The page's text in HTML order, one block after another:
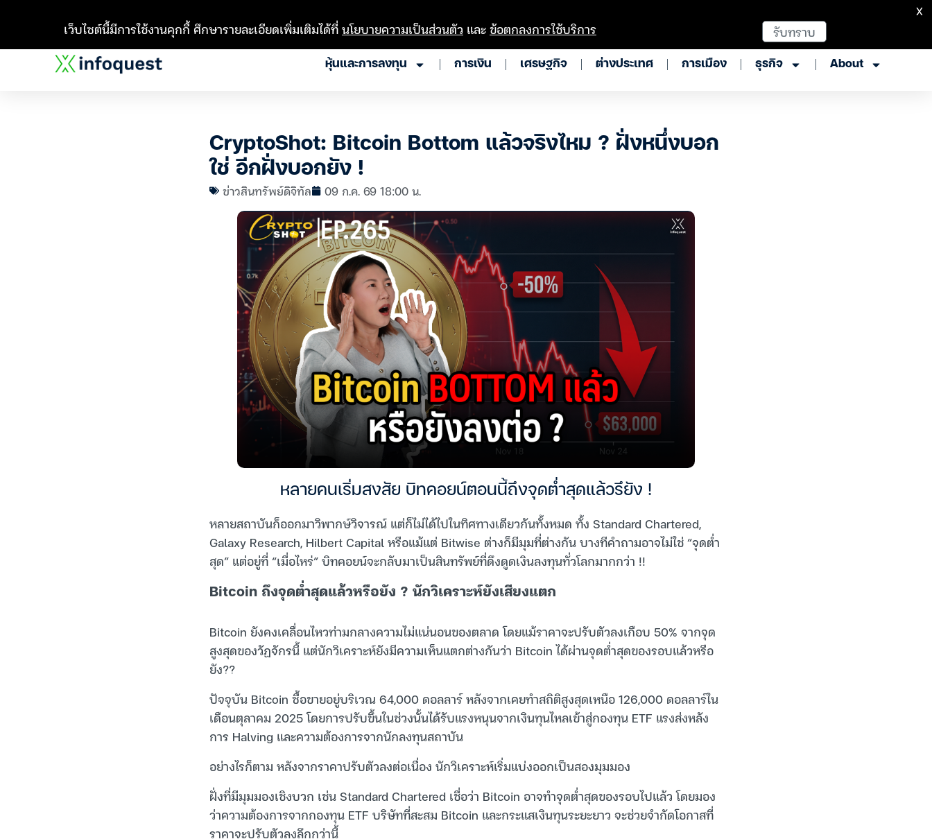
หุ้นและการลงทุน การเงิน เศรษฐกิจ ต่างประเทศ การเมือง ธุรกิจ About
CryptoShot: Bitcoin Bottom แล้วจริงไหม ? ฝั่งหนึ่งบอก
ใช่ อีกฝั่งบอกยัง !
ข่าวสินทรัพย์ดิจิทัล 09 ก.ค. 69 18:00 น.
หลายคนเริ่มสงสัย บิทคอยน์ตอนนี้ถึงจุดต่ำสุดแล้วรึยัง !
หลายสถาบันก็ออกมาวิพากษ์วิจารณ์ แต่ก็ไม่ได้ไปในทิศทางเดียวกันทั้งหมด ทั้ง Standard Chartered,
Galaxy Research, Hilbert Capital หรือแม้แต่ Bitwise ต่างก็มีมุมที่ต่างกัน บางทีคำถามอาจไม่ใช่ “จุดต่ำ
สุด” แต่อยู่ที่ “เมื่อไหร่” บิทคอยน์จะกลับมาเป็นสินทรัพย์ที่ดึงดูดเงินลงทุนทั่วโลกมากกว่า !!
Bitcoin ถึงจุดต่ำสุดแล้วหรือยัง ? นักวิเคราะห์ยังเสียงแตก
Bitcoin ยังคงเคลื่อนไหวท่ามกลางความไม่แน่นอนของตลาด โดยแม้ราคาจะปรับตัวลงเกือบ 50% จากจุด
สูงสุดของวัฏจักรนี้ แต่นักวิเคราะห์ยังมีความเห็นแตกต่างกันว่า Bitcoin ได้ผ่านจุดต่ำสุดของรอบแล้วหรือ
ยัง??
ปัจจุบัน Bitcoin ซื้อขายอยู่บริเวณ 64,000 ดอลลาร์ หลังจากเคยทำสถิติสูงสุดเหนือ 126,000 ดอลลาร์ใน
เดือนตุลาคม 2025 โดยการปรับขึ้นในช่วงนั้นได้รับแรงหนุนจากเงินทุนไหลเข้าสู่กองทุน ETF แรงส่งหลัง
การ Halving และความต้องการจากนักลงทุนสถาบัน
อย่างไรก็ตาม หลังจากราคาปรับตัวลงต่อเนื่อง นักวิเคราะห์เริ่มแบ่งออกเป็นสองมุมมอง
ฝั่งที่มีมุมมองเชิงบวก เช่น Standard Chartered เชื่อว่า Bitcoin อาจทำจุดต่ำสุดของรอบไปแล้ว โดยมอง
ว่าความต้องการจากกองทุน ETF บริษัทที่สะสม Bitcoin และกระแสเงินทุนระยะยาว จะช่วยจำกัดโอกาสที่
ราคาจะปรับตัวลงลึกกว่านี้
เว็บไซต์นี้มีการใช้งานคุกกี้ ศึกษารายละเอียดเพิ่มเติมได้ที่นโยบายความเป็นส่วนตัว และข้อตกลงการใช้บริการ รับทราบ
X